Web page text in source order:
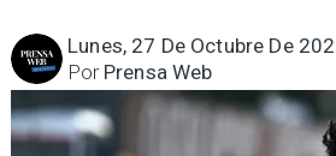
Lunes, 27 De Octubre De
Prensa Web
Por